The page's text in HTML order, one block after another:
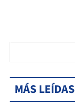
MÁS LEÍDAS